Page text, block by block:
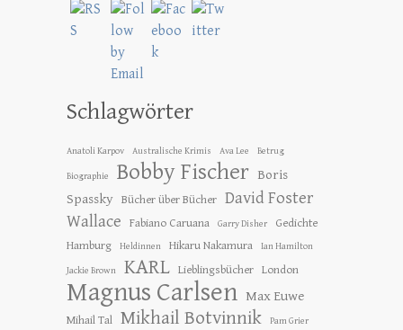
Schlagwörter
Anatoli Karpov Australische Krimis Ava Lee Betrug
Biographie Bobby Fischer Boris
Spassky Bücher über Bücher David Foster
Wallace
Fabiano Caruana Garry Disher
Gedichte
Hamburg
Heldinnen Hikaru Nakamura Ian Hamilton
Jackie Brown KARL Lieblingsbücher London
Magnus Carlsen Max Euwe
Mihail Tal Mikhail Botvinnik Pam Grier